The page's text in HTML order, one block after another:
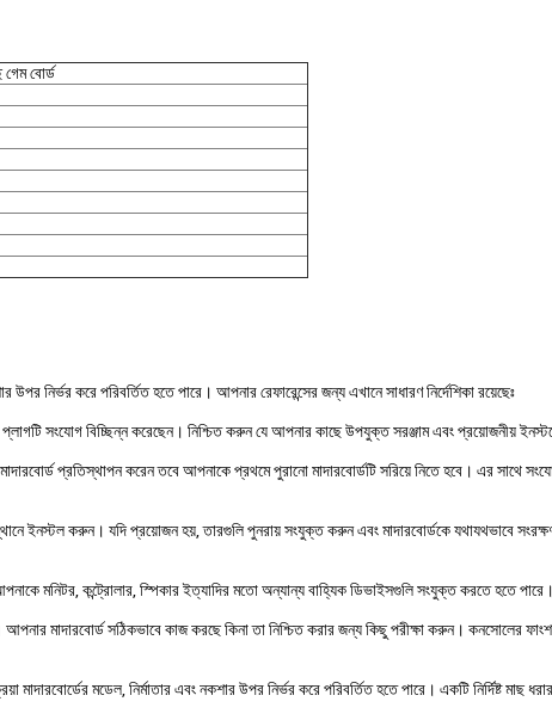
বোর্ড
উপর নির্ভর করে পরিবর্তিত হতে পারে। আপনার রেফারেন্সের জন্য এখানে সাধারণ নির্দেশিকা রয়েছেঃ
সংযোগ বিচ্ছিন্ন করেছেন। নিশ্চিত করুন যে আপনার কাছে উপযুক্ত সরঞ্জাম এবং প্রয়োজনীয়
প্রতিস্থাপন করেন তবে আপনাকে প্রথমে পুরানো মাদারবোর্ডটি সরিয়ে নিতে হবে। এর সাথে
ইনস্টল করুন। যদি প্রয়োজন হয়, তারগুলি পুনরায় সংযুক্ত করুন এবং মাদারবোর্ডকে যথাযথভাবে
মনিটর, কন্ট্রোলার, স্পিকার ইত্যাদির মতো অন্যান্য বাহ্যিক ডিভাইসগুলি সংযুক্ত করতে হতে
মাদারবোর্ড সঠিকভাবে কাজ করছে কিনা তা নিশ্চিত করার জন্য কিছু পরীক্ষা করুন। কনসোলের
মাদারবোর্ডের মডেল, নির্মাতার এবং নকশার উপর নির্ভর করে পরিবর্তিত হতে পারে। একটি নির্দিষ্ট মাছ